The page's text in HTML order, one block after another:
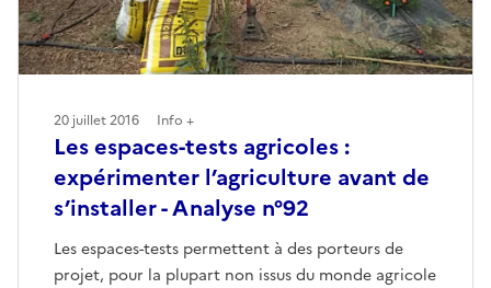
Les espaces-tests agricoles :
expérimenter l’agriculture avant de
s’installer - Analyse n°92
Les espaces-tests permettent à des porteurs de
projet, pour la plupart non issus du monde agricole
20 juillet 2016 Info +